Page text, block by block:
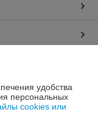
удобства
персональных
cookies или